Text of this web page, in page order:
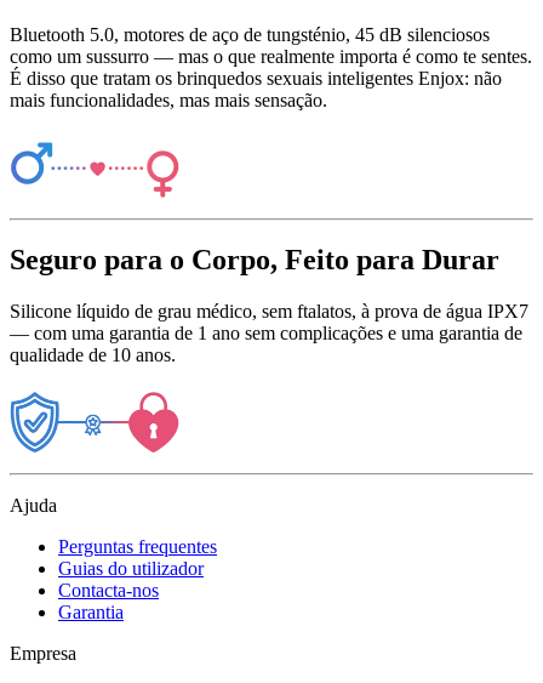
Bluetooth 5.0, motores de aço de tungsténio, 45 dB silenciosos
como um sussurro — mas o que realmente importa é como te sentes.
É disso que tratam os brinquedos sexuais inteligentes Enjox: não
mais funcionalidades, mas mais sensação.
Seguro para o Corpo, Feito para Durar
Silicone líquido de grau médico, sem ftalatos, à prova de água IPX7
— com uma garantia de 1 ano sem complicações e uma garantia de
qualidade de 10 anos.
Ajuda
Perguntas frequentes
Guias do utilizador
Contacta-nos
Garantia
Empresa